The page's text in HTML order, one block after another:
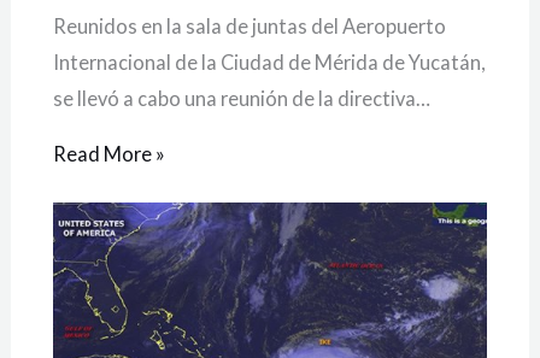
Reunidos en la sala de juntas del Aeropuerto
Internacional de la Ciudad de Mérida de Yucatán,
se llevó a cabo una reunión de la directiva…
Read More »